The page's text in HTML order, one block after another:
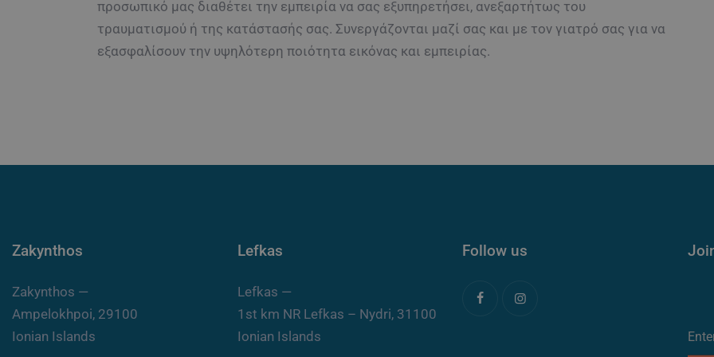
προσωπικό μας διαθέτει την εμπειρία να σας εξυπηρετήσει, ανεξαρτήτως του
τραυματισμού ή της κατάστασής σας. Συνεργάζονται μαζί σας και με τον γιατρό σας για να
εξασφαλίσουν την υψηλότερη ποιότητα εικόνας και εμπειρίας.
Zakynthos
Zakynthos —
Ampelokhpoi, 29100
Ionian Islands
Lefkas
Lefkas —
1st km NR Lefkas – Nydri, 31100
Ionian Islands
Follow us